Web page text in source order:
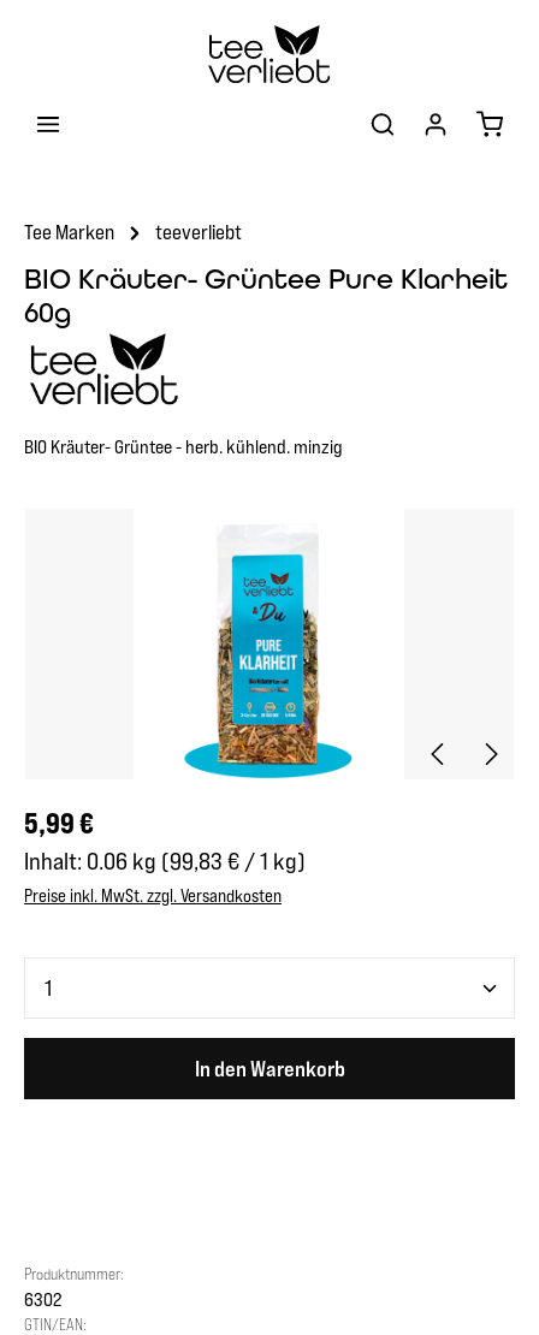
Tee Marken teeverliebt
BIO Kräuter- Grüntee Pure Klarheit
60g
BIO Kräuter- Grüntee - herb. kühlend. minzig
Regulärer Preis:
5,99 €
Inhalt: 0.06 kg (99,83 € / 1 kg)
Preise inkl. MwSt. zzgl. Versandkosten
In den Warenkorb
Produktnummer:
6302
GTIN/EAN: